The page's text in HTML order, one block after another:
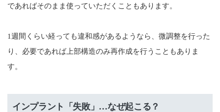
であればそのまま使っていただくこともあります。
1週間くらい経っても違和感があるようなら、微調整を行った
り、必要であれば上部構造のみ再作成を行うこともありま
す。
インプラント「失敗」…なぜ起こる？